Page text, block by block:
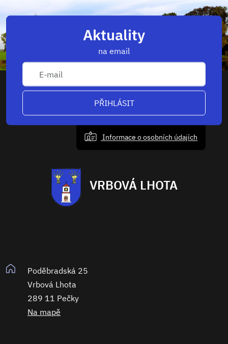
Aktuality
na email
PŘIHLÁSIT
Informace o osobních údajích
VRBOVÁ LHOTA
Poděbradská 25
Vrbová Lhota
289 11 Pečky
Na mapě